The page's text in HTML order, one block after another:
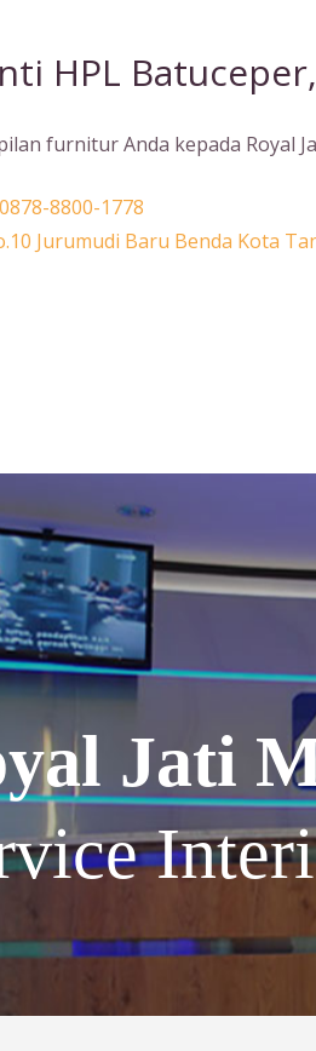
HPL
furnitur Anda kepada Royal
0878-8800-1778
Jurumudi Baru Benda Kota
Jati